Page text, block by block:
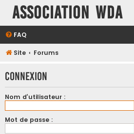
Association WDA
FAQ
Site Forums
Connexion
Nom d’utilisateur :
Mot de passe :